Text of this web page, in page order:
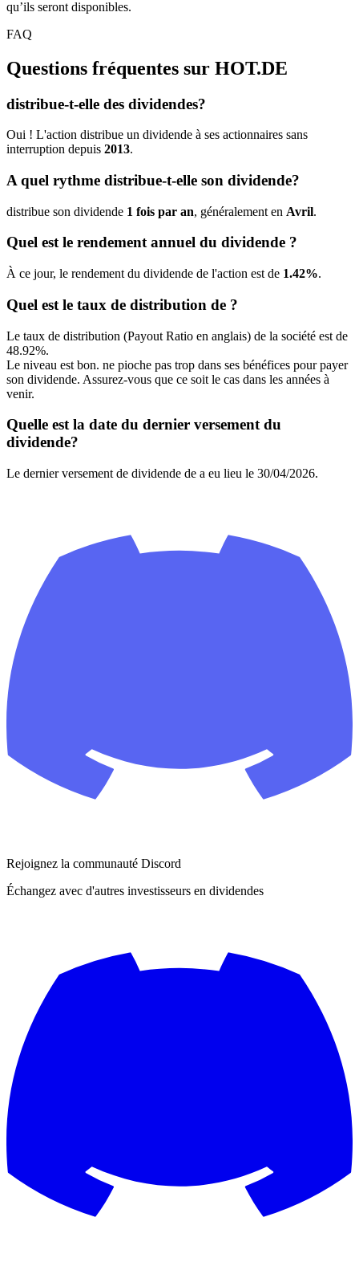
qu’ils seront disponibles.
FAQ
Questions fréquentes sur HOT.DE
distribue-t-elle des dividendes?
Oui ! L'action distribue un dividende à ses actionnaires sans
interruption depuis 2013.
A quel rythme distribue-t-elle son dividende?
distribue son dividende 1 fois par an, généralement en Avril.
Quel est le rendement annuel du dividende ?
À ce jour, le rendement du dividende de l'action est de 1.42%.
Quel est le taux de distribution de ?
Le taux de distribution (Payout Ratio en anglais) de la société est de
48.92%.
Le niveau est bon. ne pioche pas trop dans ses bénéfices pour payer
son dividende. Assurez-vous que ce soit le cas dans les années à
venir.
Quelle est la date du dernier versement du
dividende?
Le dernier versement de dividende de a eu lieu le 30/04/2026.
Rejoignez la communauté Discord
Échangez avec d'autres investisseurs en dividendes